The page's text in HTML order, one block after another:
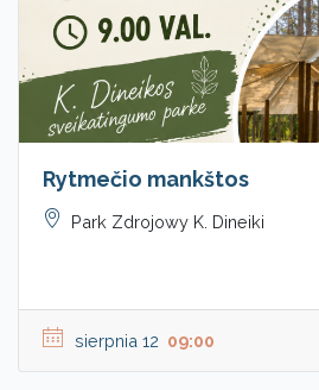
Rytmečio mankštos
Park Zdrojowy K. Dineiki
sierpnia 12 09:00